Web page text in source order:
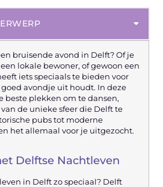
bruisende avond in Delft? Of je
lokale bewoner, of gewoon een
iets speciaals te bieden voor
avondje uit houdt. In deze
beste plekken om te dansen,
de unieke sfeer die Delft te
pubs tot moderne
het allemaal voor je uitgezocht.
Delftse Nachtleven
in Delft zo speciaal? Delft